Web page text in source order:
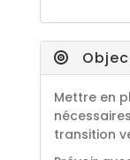
Mettre en
transition